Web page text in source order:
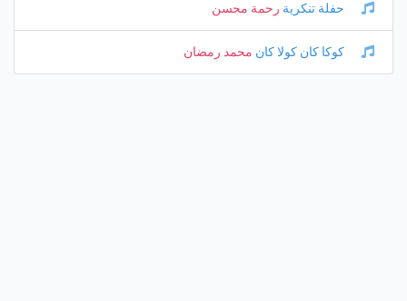
حفلة تنكرية رحمة محسن
كوكا كان كولا كان محمد رمضان